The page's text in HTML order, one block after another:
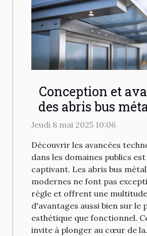
Conception et
des abris bus
modernes
Jeudi 8 mai 2025 10:06
Découvrir les avancées
dans les domaines publics
captivant. Les abris bus
modernes ne font pas
règle et offrent une multitude
d'avantages aussi bien sur le
esthétique que fonctionnel.
invite à plonger au cœur de